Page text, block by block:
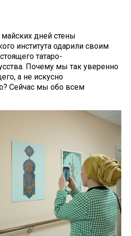
дней стены
института одарили своим
татаро-
Почему мы так уверенно
а не искусно
Сейчас мы обо всем